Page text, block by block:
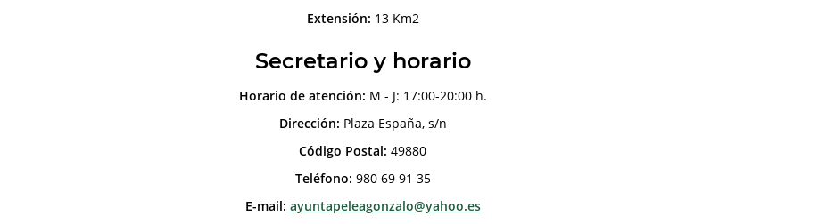
Extensión: 13 Km2
Secretario y horario
Horario de atención: M - J: 17:00-20:00 h.
Dirección: Plaza España, s/n
Código Postal: 49880
Teléfono: 980 69 91 35
E-mail: ayuntapeleagonzalo@yahoo.es